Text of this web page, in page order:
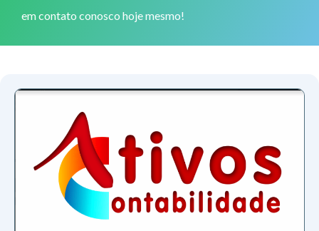
em contato conosco hoje mesmo!